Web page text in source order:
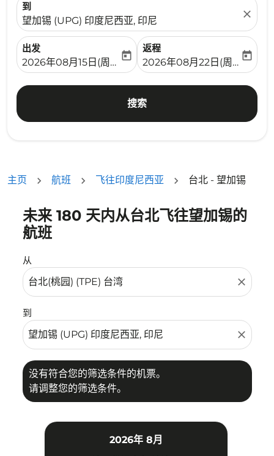
到
望加锡 (UPG) 印度尼西亚, 印尼
close
出发
fc-booking-departure-date-aria-label
2026年08月15日(周六)
today
返程
fc-booking-return-date-
2026年08月22日(周六)
today
搜索
主页 航班 飞往印度尼西亚 台北 - 望加锡
未来 180 天内从台北飞往望加锡的
航班
从
close
到
close
没有符合您的筛选条件的机票。
请调整您的筛选条件。
没有符合您的筛选条件的机票。请调整您的筛选条件。
2026年 8月